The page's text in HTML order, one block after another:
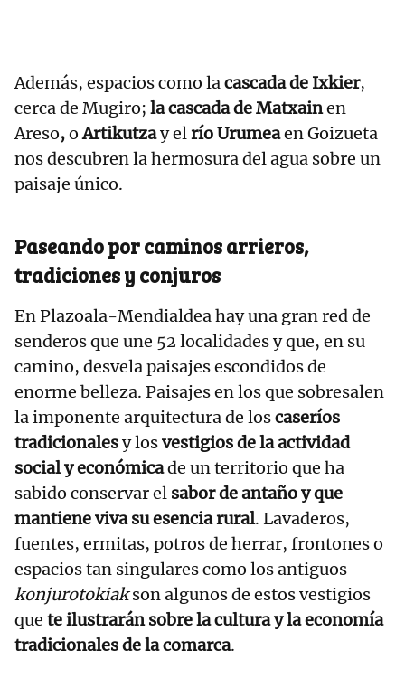
Además, espacios como lacascada de Ixkier,
cerca de Mugiro; la cascada de Matxainen
Areso,oArtikutzay elrío Urumeaen Goizueta
nos descubren la hermosura del agua sobre un
paisaje único.
Paseando por caminos arrieros,
tradiciones y conjuros
En Plazoala-Mendialdea hay una gran red de
senderos que une 52 localidades y que, en su
camino, desvela paisajes escondidos de
enorme belleza. Paisajes en los que sobresalen
la imponente arquitectura de loscaseríos
tradicionalesy losvestigios de la actividad
social y económicade un territorio que ha
sabido conservar el sabor de antaño y que
mantiene viva su esencia rural. Lavaderos,
fuentes, ermitas, potros de herrar, frontones o
espacios tan singulares como los antiguos
konjurotokiakson algunos de estos vestigios
que te ilustrarán sobre la cultura y la economía
tradicionales de la comarca.